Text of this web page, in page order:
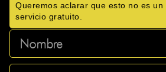
Queremos aclarar que esto no es un
servicio gratuito.